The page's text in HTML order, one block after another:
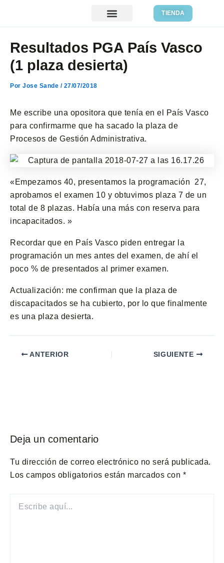
TIENDA
Resultados PGA País Vasco
(1 plaza desierta)
Por Jose Sande / 27/07/2018
Me escribe una opositora que tenía en el País Vasco
para confirmarme que ha sacado la plaza de
Procesos de Gestión Administrativa.
«Empezamos 40, presentamos la programación 27,
aprobamos el examen 10 y obtuvimos plaza 7 de un
total de 8 plazas. Había una más con reserva para
incapacitados. »
Recordar que en País Vasco piden entregar la
programación un mes antes del examen, de ahí el
poco % de presentados al primer examen.
Actualización: me confirman que la plaza de
discapacitados se ha cubierto, por lo que finalmente
es una plaza desierta.
ANTERIOR SIGUIENTE
Deja un comentario
Tu dirección de correo electrónico no será publicada.
Los campos obligatorios están marcados con *
AQUÍ...